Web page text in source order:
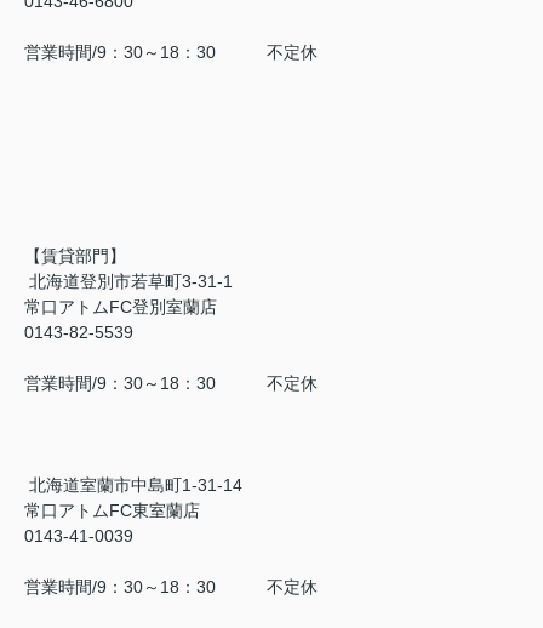
営業時間/9：30～18：30 不定休
【賃貸部門】
北海道登別市若草町3-31-1
常口アトムFC登別室蘭店
0143-82-5539
営業時間/9：30～18：30 不定休
北海道室蘭市中島町1-31-14
常口アトムFC東室蘭店
0143-41-0039
営業時間/9：30～18：30 不定休